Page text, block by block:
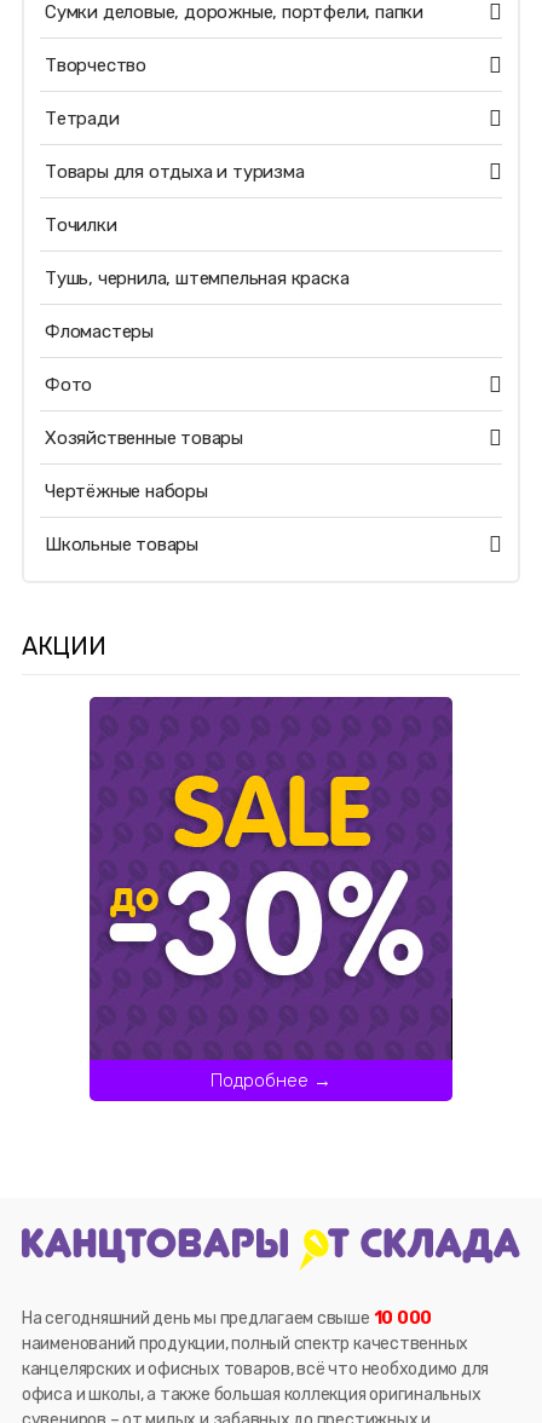
Сумки деловые, дорожные, портфели, папки
Творчество
Тетради
Товары для отдыха и туризма
Точилки
Тушь, чернила, штемпельная краска
Фломастеры
Фото
Хозяйственные товары
Чертёжные наборы
Школьные товары
АКЦИИ
Подробнее →
На сегодняшний день мы предлагаем свыше 10 000
наименований продукции, полный спектр качественных
канцелярских и офисных товаров, всё что необходимо для
офиса и школы, а также большая коллекция оригинальных